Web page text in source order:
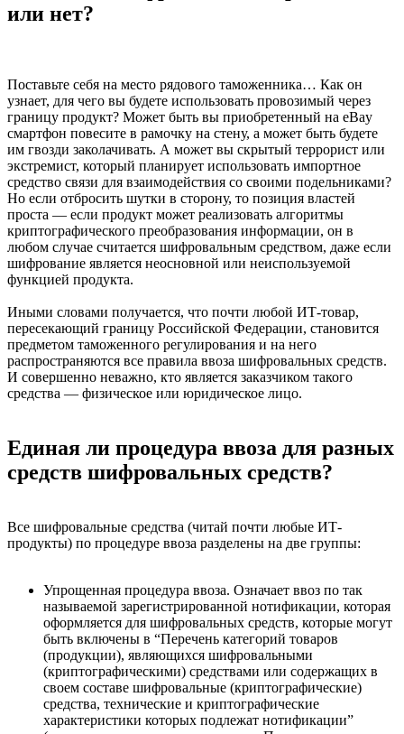
или нет?
Поставьте себя на место рядового таможенника… Как он
узнает, для чего вы будете использовать провозимый через
границу продукт? Может быть вы приобретенный на eBay
смартфон повесите в рамочку на стену, а может быть будете
им гвозди заколачивать. А может вы скрытый террорист или
экстремист, который планирует использовать импортное
средство связи для взаимодействия со своими подельниками?
Но если отбросить шутки в сторону, то позиция властей
проста — если продукт может реализовать алгоритмы
криптографического преобразования информации, он в
любом случае считается шифровальным средством, даже если
шифрование является неосновной или неиспользуемой
функцией продукта.
Иными словами получается, что почти любой ИТ-товар,
пересекающий границу Российской Федерации, становится
предметом таможенного регулирования и на него
распространяются все правила ввоза шифровальных средств.
И совершенно неважно, кто является заказчиком такого
средства — физическое или юридическое лицо.
Единая ли процедура ввоза для разных
средств шифровальных средств?
Все шифровальные средства (читай почти любые ИТ-
продукты) по процедуре ввоза разделены на две группы:
Упрощенная процедура ввоза. Означает ввоз по так
называемой зарегистрированной нотификации, которая
оформляется для шифровальных средств, которые могут
быть включены в “Перечень категорий товаров
(продукции), являющихся шифровальными
(криптографическими) средствами или содержащих в
своем составе шифровальные (криптографические)
средства, технические и криптографические
характеристики которых подлежат нотификации”